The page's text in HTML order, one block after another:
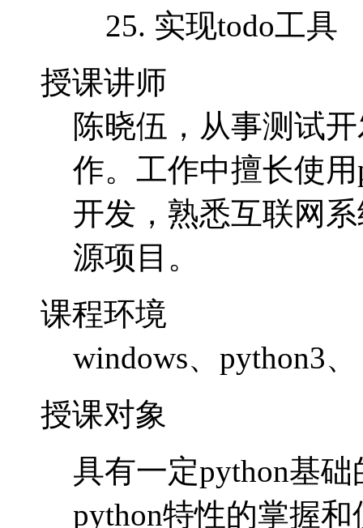
25. 实现todo工具
授课讲师
陈晓伍，从事测试
作。工作中擅长使
开发，熟悉互联网
源项目。
课程环境
windows、python3
授课对象
具有一定python基
python特性的掌握和